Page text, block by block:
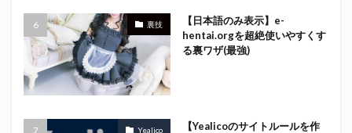
裏技
【日本語のみ表示】e-
hentai.orgを超絶使いやすくす
る裏ワザ(最強)
Yealico
【Yealicoのサイトルールを作